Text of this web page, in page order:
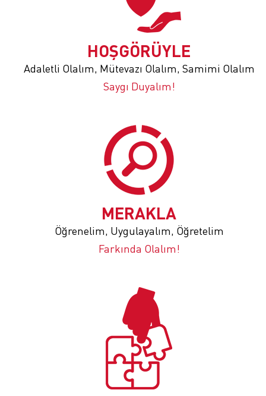
HOŞGÖRÜYLE
Adaletli Olalım, Mütevazı Olalım, Samimi Olalım
Saygı Duyalım!
MERAKLA
Öğrenelim, Uygulayalım, Öğretelim
Farkında Olalım!